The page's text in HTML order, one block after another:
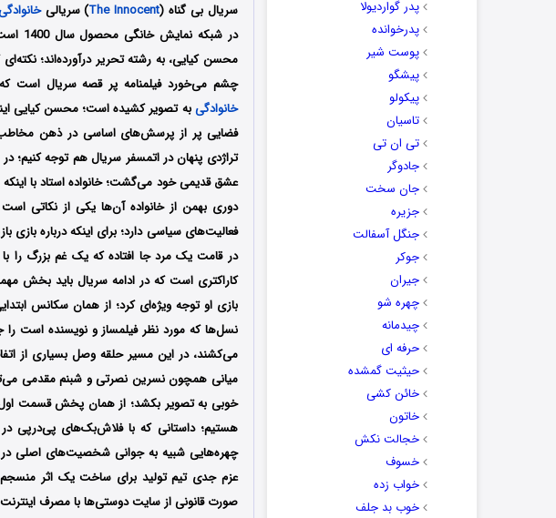
پدر گواردیولا
پدرخوانده
پوست شیر
پیشگو
پیکولو
تاسیان
تی ان تی
جادوگر
جان سخت
جزیره
جنگل آسفالت
جوکر
جیران
چهره شو
چیدمانه
حرفه ای
حیثیت گمشده
خائن کشی
خاتون
خجالت نکش
خسوف
خواب زده
خوب بد جلف
سریال بی گناه (The Innocent) سریالی
در شبکه نمایش خانگی محصول سال 1400 است؛ فیلمنامه این سریال را نیز
محسن کیایی، به رشته تحریر درآورده‌‌اند؛
چشم می‌خورد فیلمنامه پر قصه سریال است
خانوادگیبه تصویر کشیده است؛ محسن کیایی
فضایی پر از پرسش‌های اساسی در ذهن مخاطب
تراژدی پنهان در اتمسفر سریال هم توجه کنیم؛
عشق قدیمی خود می‌گشت؛ خانواده استاد با اینکه
دوری بهمن از خانواده آن‌ها یکی از نکاتی
فعالیت‌های سیاسی دارد؛ برای اینکه درباره
در قامت یک مرد جا افتاده که یک غم بزرگ را
کاراکتری است که در ادامه سریال باید بخش
بازی او توجه ویژه‌ای کرد؛ از همان سکانس
نسل‌ها که مورد نظر فیلمساز و نویسنده است
می‌کشند، در این مسیر حلقه وصل بسیاری از
میانی همچون نسرین نصرتی و شبنم مقدمی
خوبی به تصویر بکشد؛ از همان پخش قسمت
هستیم؛ داستانی که با فلاش‌بک‌های پی‌درپی
چهره‌هایی شبیه به جوانی شخصیت‌های اصلی در
عزم جدی تیم تولید برای ساخت یک اثر
صورت قانونی از سایت دوستی‌ها با مصرف اینترنت